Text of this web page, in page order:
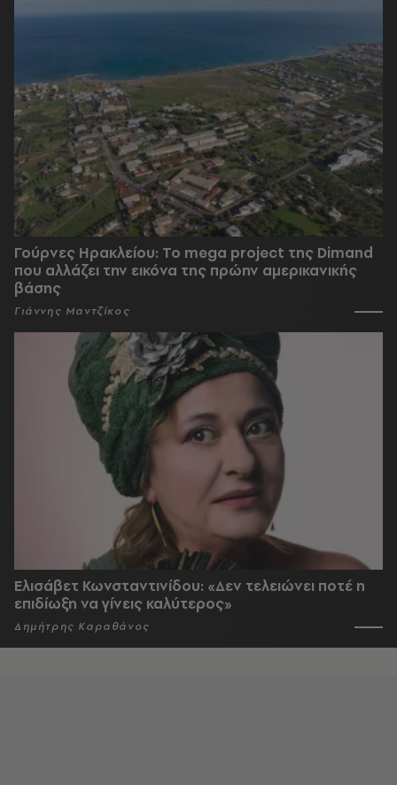
Γούρνες Ηρακλείου: To mega project της Dimand
που αλλάζει την εικόνα της πρώην αμερικανικής
βάσης
Γιάννης Μαντζίκος
Ελισάβετ Κωνσταντινίδου: «Δεν τελειώνει ποτέ η
επιδίωξη να γίνεις καλύτερος»
Δημήτρης Καραθάνος